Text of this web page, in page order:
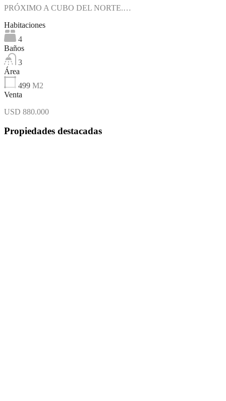
PRÓXIMO A CUBO DEL NORTE.…
Habitaciones
4
Baños
3
Área
499 M2
Venta
USD 880.000
Propiedades destacadas